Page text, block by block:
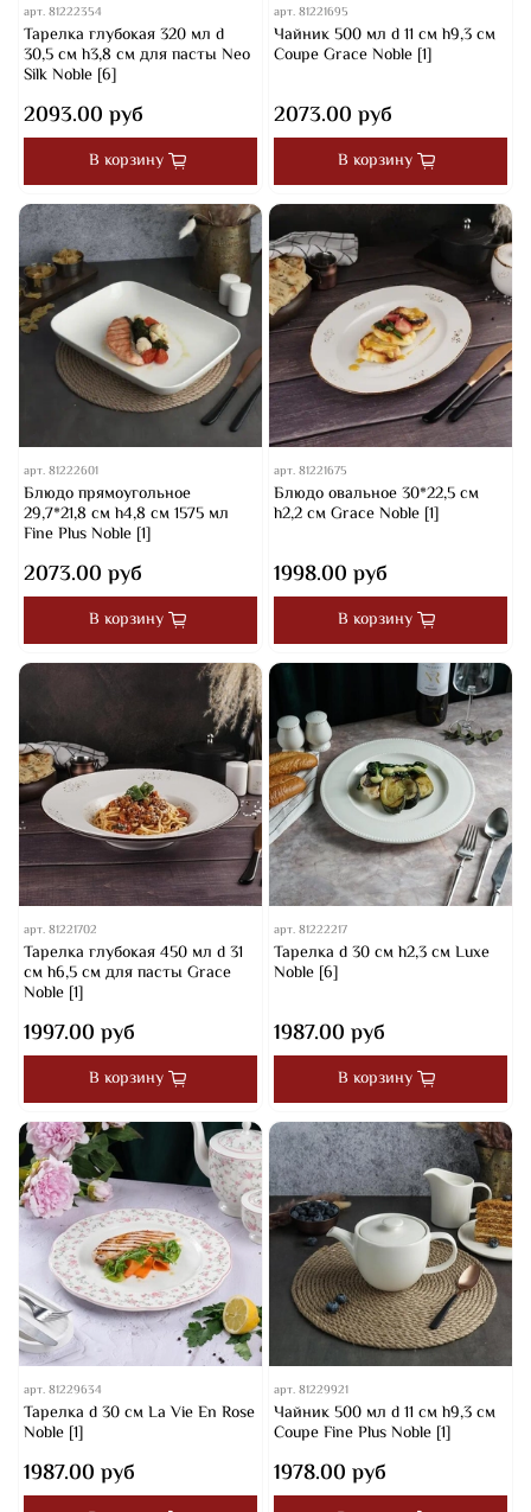
арт.81222354
Тарелка глубокая 320 мл d
30,5 см h3,8 см для пасты Neo
Silk Noble [6]
2093.00 руб
В корзину
арт.81221695
Чайник 500 мл d 11 см h9,3 см
Coupe Grace Noble [1]
2073.00 руб
В корзину
арт.81222601
Блюдо прямоугольное
29,7*21,8 см h4,8 см 1575 мл
Fine Plus Noble [1]
2073.00 руб
В корзину
арт.81221675
Блюдо овальное 30*22,5 см
h2,2 см Grace Noble [1]
1998.00 руб
В корзину
арт.81221702
Тарелка глубокая 450 мл d 31
см h6,5 см для пасты Grace
Noble [1]
1997.00 руб
В корзину
арт.81222217
Тарелка d 30 cм h2,3 см Luxe
Noble [6]
1987.00 руб
В корзину
арт.81229634
Тарелка d 30 cм La Vie En Rose
Noble [1]
1987.00 руб
арт.81229921
Чайник 500 мл d 11 см h9,3 см
Coupe Fine Plus Noble [1]
1978.00 руб